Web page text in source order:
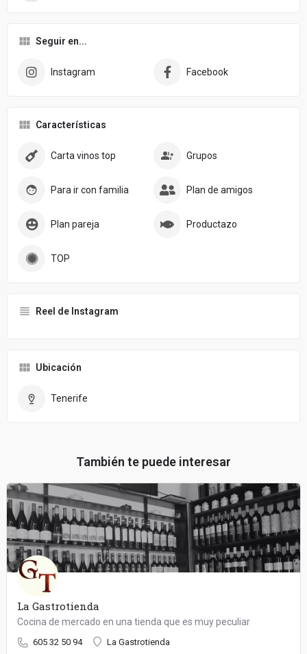
Seguir en...
Instagram Facebook
Características
Carta vinos top Grupos
Para ir con familia Plan de amigos
Plan pareja Productazo
TOP
Reel de Instagram
Ubicación
Tenerife
También te puede interesar
La Gastrotienda
Cocina de mercado en una tienda que es muy peculiar
605 32 50 94 La Gastrotienda